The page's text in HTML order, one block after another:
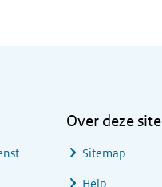
Over deze site
Sitemap
Help